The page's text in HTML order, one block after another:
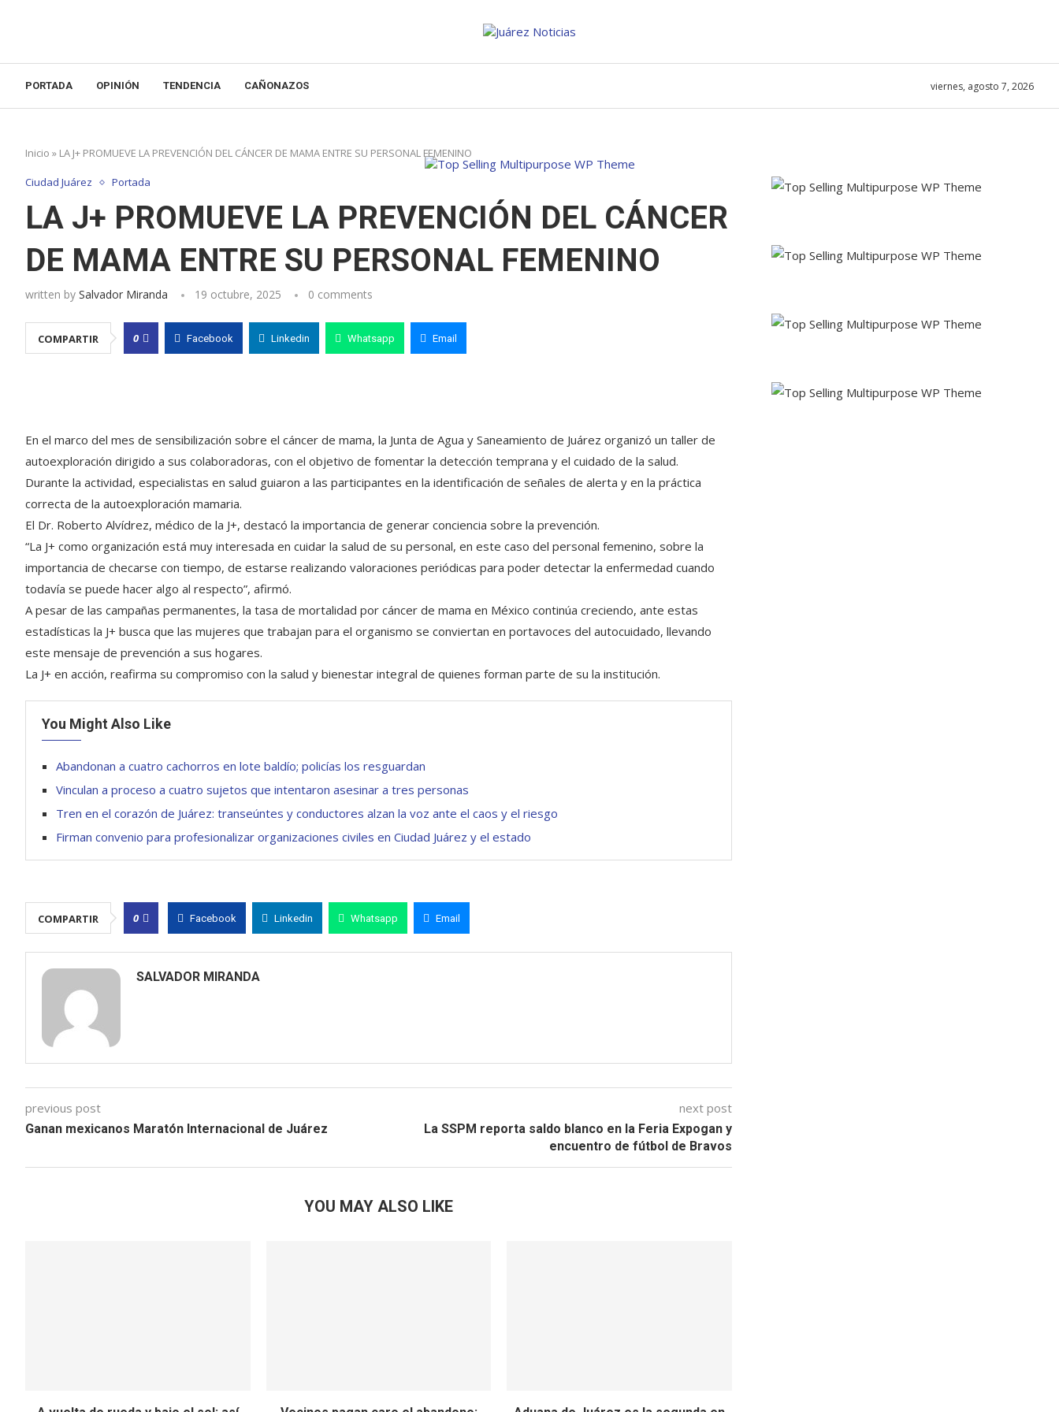
PORTADA OPINIÓN TENDENCIA CAÑONAZOS viernes, agosto 7, 2026
Inicio » LA J+ PROMUEVE LA PREVENCIÓN DEL CÁNCER DE MAMA ENTRE SU PERSONAL FEMENINO
Ciudad Juárez Portada
LA J+ PROMUEVE LA PREVENCIÓN DEL CÁNCER
DE MAMA ENTRE SU PERSONAL FEMENINO
written by Salvador Miranda 19 octubre, 2025 0 comments
COMPARTIR 0 Facebook Linkedin Whatsapp Email
En el marco del mes de sensibilización sobre el cáncer de mama, la Junta de Agua y Saneamiento de Juárez organizó un taller de
autoexploración dirigido a sus colaboradoras, con el objetivo de fomentar la detección temprana y el cuidado de la salud.
Durante la actividad, especialistas en salud guiaron a las participantes en la identificación de señales de alerta y en la práctica
correcta de la autoexploración mamaria.
El Dr. Roberto Alvídrez, médico de la J+, destacó la importancia de generar conciencia sobre la prevención.
“La J+ como organización está muy interesada en cuidar la salud de su personal, en este caso del personal femenino, sobre la
importancia de checarse con tiempo, de estarse realizando valoraciones periódicas para poder detectar la enfermedad cuando
todavía se puede hacer algo al respecto”, afirmó.
A pesar de las campañas permanentes, la tasa de mortalidad por cáncer de mama en México continúa creciendo, ante estas
estadísticas la J+ busca que las mujeres que trabajan para el organismo se conviertan en portavoces del autocuidado, llevando
este mensaje de prevención a sus hogares.
La J+ en acción, reafirma su compromiso con la salud y bienestar integral de quienes forman parte de su la institución.
You Might Also Like
Abandonan a cuatro cachorros en lote baldío; policías los resguardan
Vinculan a proceso a cuatro sujetos que intentaron asesinar a tres personas
Tren en el corazón de Juárez: transeúntes y conductores alzan la voz ante el caos y el riesgo
Firman convenio para profesionalizar organizaciones civiles en Ciudad Juárez y el estado
COMPARTIR 0 Facebook Linkedin Whatsapp Email
SALVADOR MIRANDA
previous post
Ganan mexicanos Maratón Internacional de Juárez
next post
La SSPM reporta saldo blanco en la Feria Expogan y
encuentro de fútbol de Bravos
YOU MAY ALSO LIKE